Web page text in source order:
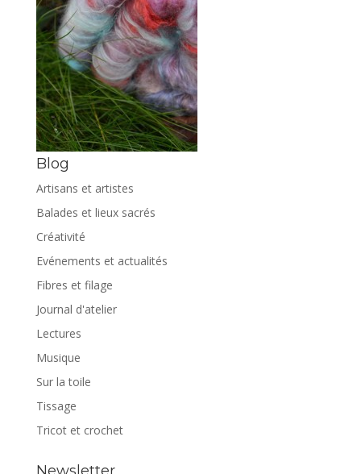
Blog
Artisans et artistes
Balades et lieux sacrés
Créativité
Evénements et actualités
Fibres et filage
Journal d'atelier
Lectures
Musique
Sur la toile
Tissage
Tricot et crochet